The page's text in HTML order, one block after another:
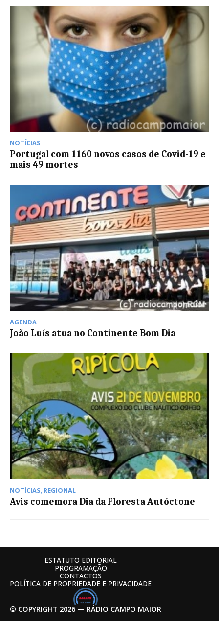
NOTÍCIAS
Portugal com 1160 novos casos de Covid-19 e
mais 49 mortes
AGENDA
João Luís atua no Continente Bom Dia
NOTÍCIAS, REGIONAL
Avis comemora Dia da Floresta Autóctone
© COPYRIGHT 2026 — RÁDIO CAMPO MAIOR
ESTATUTO EDITORIAL
PROGRAMAÇÃO
CONTACTOS
POLÍTICA DE PROPRIEDADE E PRIVACIDADE